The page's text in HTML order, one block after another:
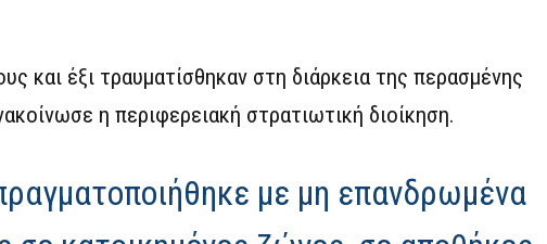
και έξι τραυματίσθηκαν στη διάρκεια της περασμένης
η περιφερειακή στρατιωτική διοίκηση.
με μη επανδρωμένα